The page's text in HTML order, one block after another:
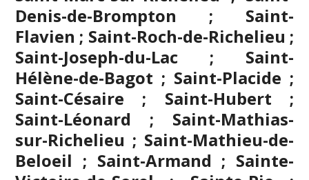
Denis-de-Brompton ; Saint-
Flavien ; Saint-Roch-de-Richelieu ;
Saint-Joseph-du-Lac ; Saint-
Hélène-de-Bagot ; Saint-Placide ;
Saint-Césaire ; Saint-Hubert ;
Saint-Léonard ; Saint-Mathias-
sur-Richelieu ; Saint-Mathieu-de-
Beloeil ; Saint-Armand ; Sainte-